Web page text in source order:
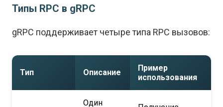
Типы RPC в gRPC
gRPC поддерживает четыре типа RPC вызовов:
Тип Описание
Пример
использования
Один